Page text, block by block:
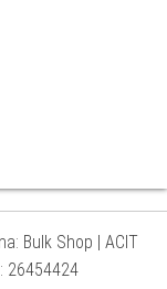
Bulk Shop | ACIT
26454424